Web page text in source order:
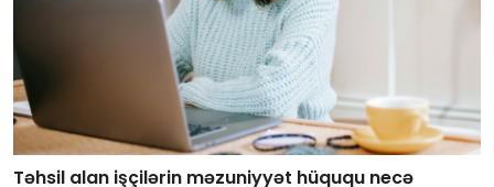
Təhsil alan işçilərin məzuniyyət hüququ necə